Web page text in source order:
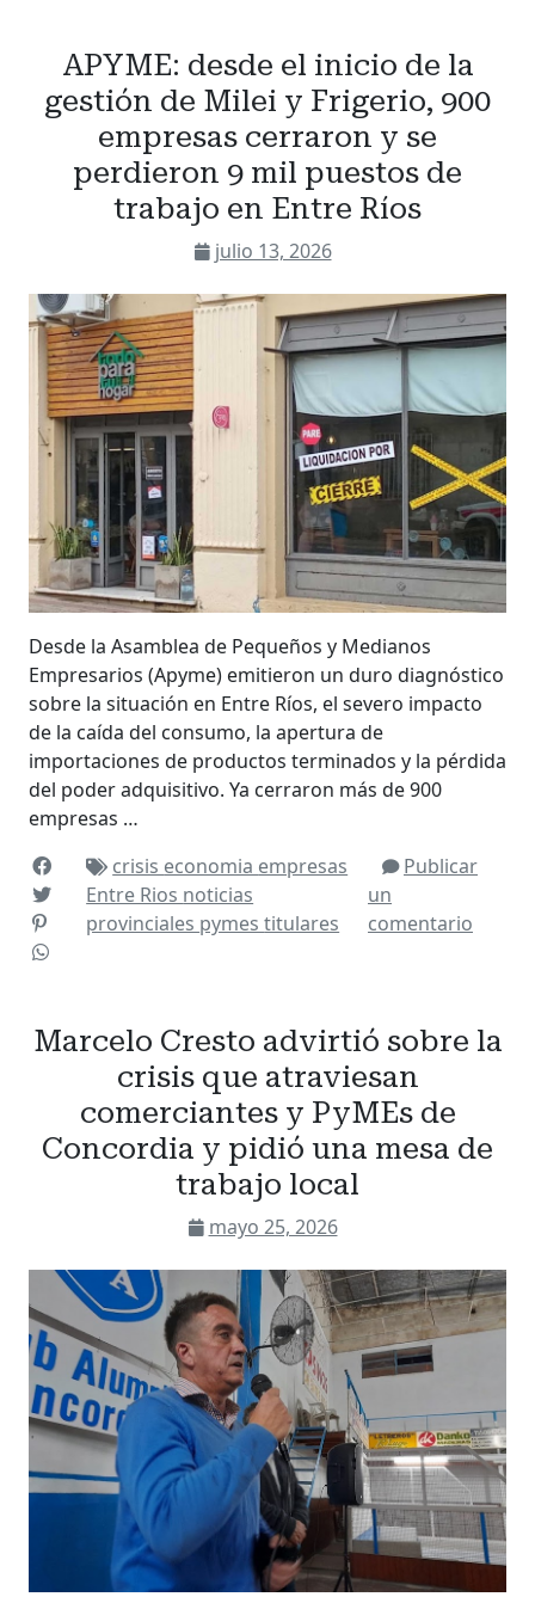
APYME: desde el inicio de la
gestión de Milei y Frigerio, 900
empresas cerraron y se
perdieron 9 mil puestos de
trabajo en Entre Ríos
julio 13, 2026
Desde la Asamblea de Pequeños y Medianos
Empresarios (Apyme) emitieron un duro diagnóstico
sobre la situación en Entre Ríos, el severo impacto
de la caída del consumo, la apertura de
importaciones de productos terminados y la pérdida
del poder adquisitivo. Ya cerraron más de 900
empresas …
crisis economia empresas
Entre Rios noticias
provinciales pymestitulares
Publicar
un
comentario
Marcelo Cresto advirtió sobre la
crisis que atraviesan
comerciantes y PyMEs de
Concordia y pidió una mesa de
trabajo local
mayo 25, 2026